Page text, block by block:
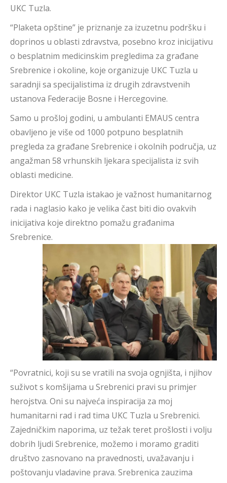
UKC Tuzla.
“Plaketa opštine” je priznanje za izuzetnu podršku i
doprinos u oblasti zdravstva, posebno kroz inicijativu
o besplatnim medicinskim pregledima za građane
Srebrenice i okoline, koje organizuje UKC Tuzla u
saradnji sa specijalistima iz drugih zdravstvenih
ustanova Federacije Bosne i Hercegovine.
Samo u prošloj godini, u ambulanti EMAUS centra
obavljeno je više od 1000 potpuno besplatnih
pregleda za građane Srebrenice i okolnih područja, uz
angažman 58 vrhunskih ljekara specijalista iz svih
oblasti medicine.
Direktor UKC Tuzla istakao je važnost humanitarnog
rada i naglasio kako je velika čast biti dio ovakvih
inicijativa koje direktno pomažu građanima
Srebrenice.
“Povratnici, koji su se vratili na svoja ognjišta, i njihov
suživot s komšijama u Srebrenici pravi su primjer
herojstva. Oni su najveća inspiracija za moj
humanitarni rad i rad tima UKC Tuzla u Srebrenici.
Zajedničkim naporima, uz težak teret prošlosti i volju
dobrih ljudi Srebrenice, možemo i moramo graditi
društvo zasnovano na pravednosti, uvažavanju i
poštovanju vladavine prava. Srebrenica zauzima